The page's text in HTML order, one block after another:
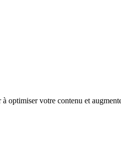
optimiser votre contenu et